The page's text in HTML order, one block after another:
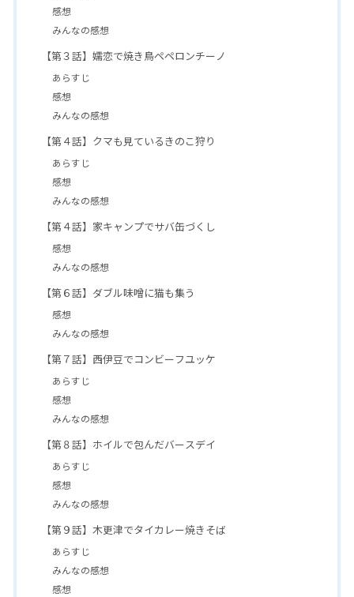
感想
みんなの感想
【第３話】嬬恋で焼き鳥ペペロンチーノ
あらすじ
感想
みんなの感想
【第４話】クマも見ているきのこ狩り
あらすじ
感想
みんなの感想
【第４話】家キャンプでサバ缶づくし
感想
みんなの感想
【第６話】ダブル味噌に猫も集う
感想
みんなの感想
【第７話】西伊豆でコンビーフユッケ
あらすじ
感想
みんなの感想
【第８話】ホイルで包んだバースデイ
あらすじ
感想
みんなの感想
【第９話】木更津でタイカレー焼きそば
あらすじ
みんなの感想
感想